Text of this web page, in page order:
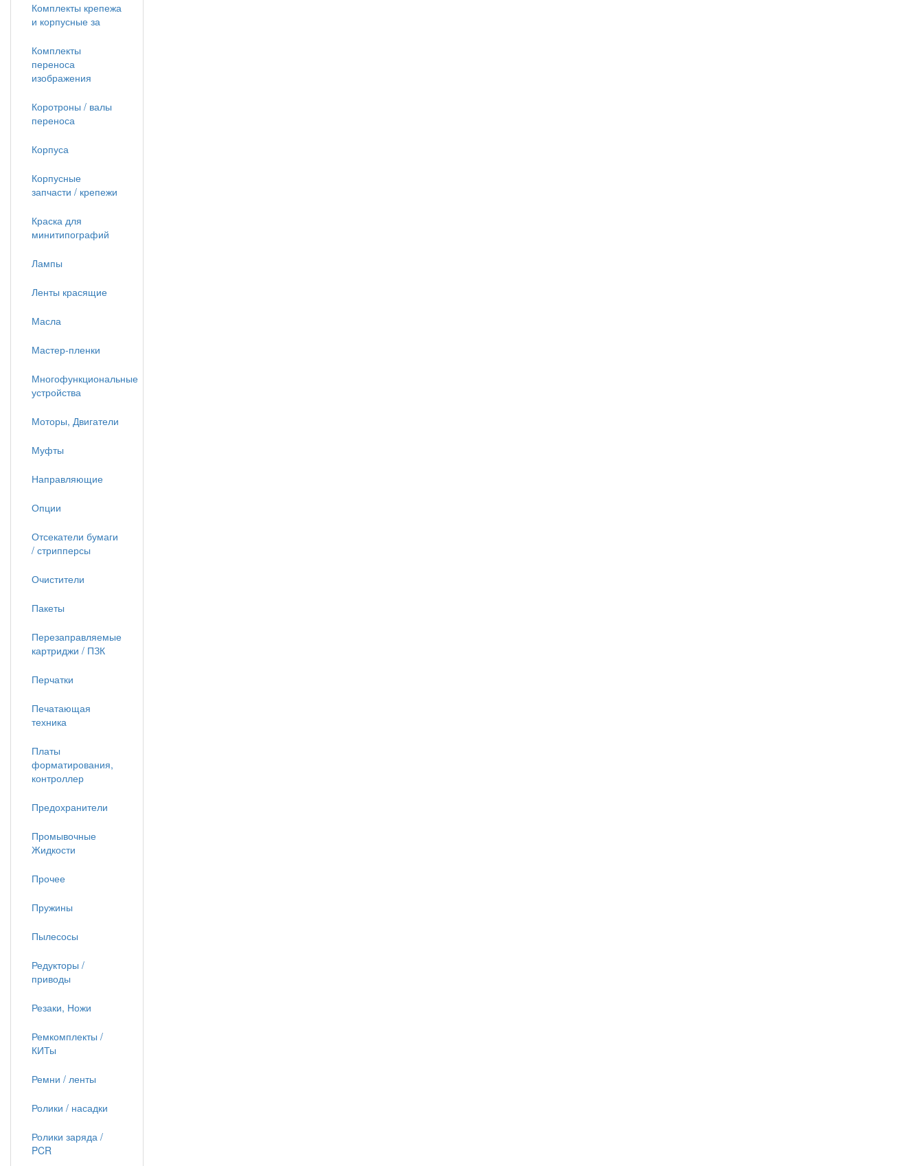
Комплекты крепежа
и корпусные за
Комплекты
переноса
изображения
Коротроны / валы
переноса
Корпуса
Корпусные
запчасти / крепежи
Краска для
минитипографий
Лампы
Ленты красящие
Масла
Мастер-пленки
Многофункциональные
устройства
Моторы, Двигатели
Муфты
Направляющие
Опции
Отсекатели бумаги
/ стрипперсы
Очистители
Пакеты
Перезаправляемые
картриджи / ПЗК
Перчатки
Печатающая
техника
Платы
форматирования,
контроллер
Предохранители
Промывочные
Жидкости
Прочее
Пружины
Пылесосы
Редукторы /
приводы
Резаки, Ножи
Ремкомплекты /
КИТы
Ремни / ленты
Ролики / насадки
Ролики заряда /
PCR